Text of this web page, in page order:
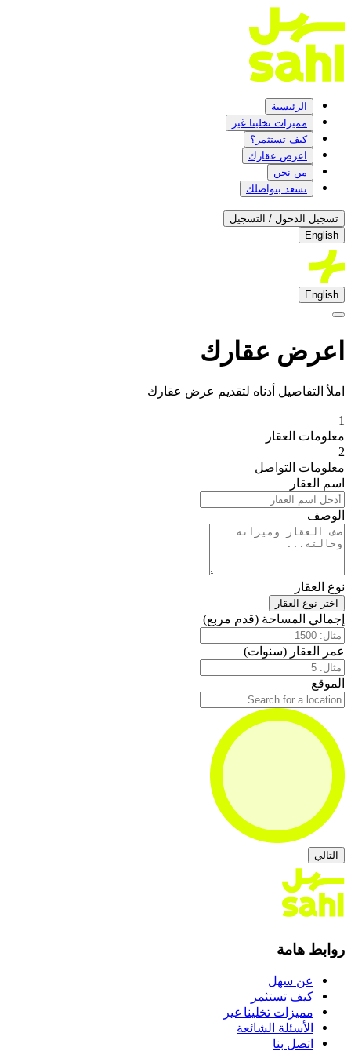
الرئيسية
مميزات تخلينا غير
كيف تستثمر؟
اعرض عقارك
من نحن
نسعد بتواصلك
تسجيل الدخول / التسجيل
English
English
اعرض عقارك
املأ التفاصيل أدناه لتقديم عرض عقارك
1
معلومات العقار
2
معلومات التواصل
اسم العقار
الوصف
نوع العقار
اختر نوع العقار
إجمالي المساحة (قدم مربع)
عمر العقار (سنوات)
الموقع
التالي
روابط هامة
عن سهل
كيف تستثمر
مميزات تخلينا غير
الأسئلة الشائعة
اتصل بنا